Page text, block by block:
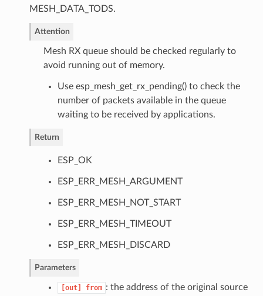
MESH_DATA_TODS.
Attention
Mesh RX queue should be checked regularly to
avoid running out of memory.
Use esp_mesh_get_rx_pending() to check the
number of packets available in the queue
waiting to be received by applications.
Return
ESP_OK
ESP_ERR_MESH_ARGUMENT
ESP_ERR_MESH_NOT_START
ESP_ERR_MESH_TIMEOUT
ESP_ERR_MESH_DISCARD
Parameters
[out] from : the address of the original source